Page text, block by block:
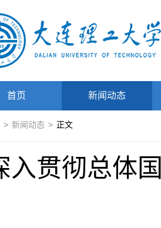
首页 新闻动态
> 新闻动态 > 正文
入贯彻总体